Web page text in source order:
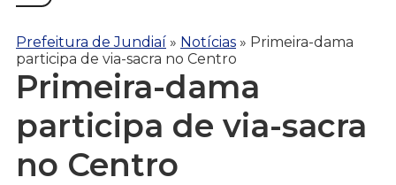
Prefeitura de Jundiaí » Notícias » Primeira-dama
participa de via-sacra no Centro
Primeira-dama
participa de via-sacra
no Centro